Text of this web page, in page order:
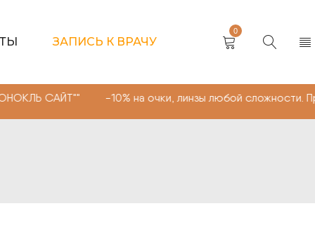
ЗАПИСЬ К ВРАЧУ
0
на очки, линзы любой сложности.